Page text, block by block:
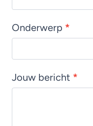
Onderwerp *
Jouw bericht *